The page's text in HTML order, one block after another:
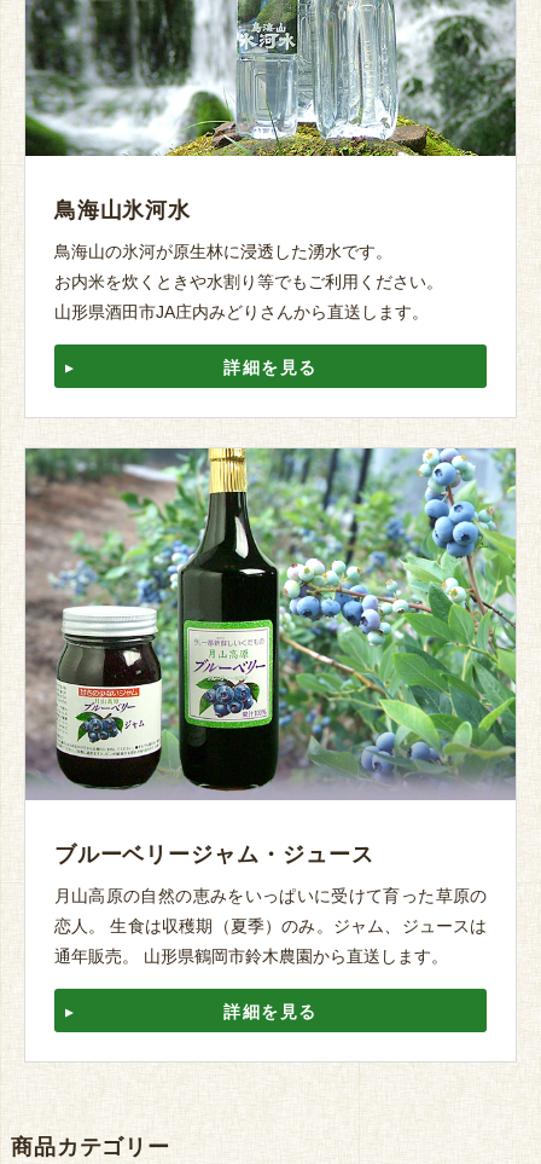
鳥海山氷河水
鳥海山の氷河が原生林に浸透した湧水です。
お内米を炊くときや水割り等でもご利用ください。
山形県酒田市JA庄内みどりさんから直送します。
詳細を見る
ブルーベリージャム・ジュース
月山高原の自然の恵みをいっぱいに受けて育った草原の
恋人。 生食は収穫期（夏季）のみ。ジャム、ジュースは
通年販売。 山形県鶴岡市鈴木農園から直送します。
詳細を見る
商品カテゴリー